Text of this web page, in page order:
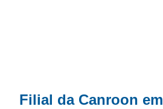
Filial da Canroon